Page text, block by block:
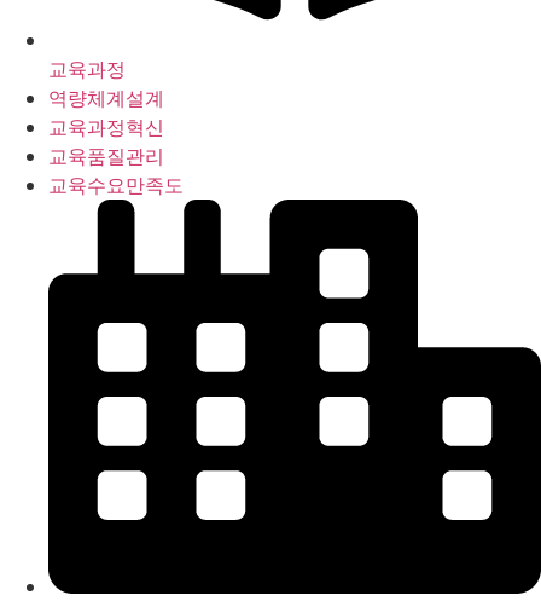
교육과정
역량체계설계
교육과정혁신
교육품질관리
교육수요만족도